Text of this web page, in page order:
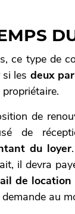
ce type de
les deux
de
de
du loyer
il devra
de location
au